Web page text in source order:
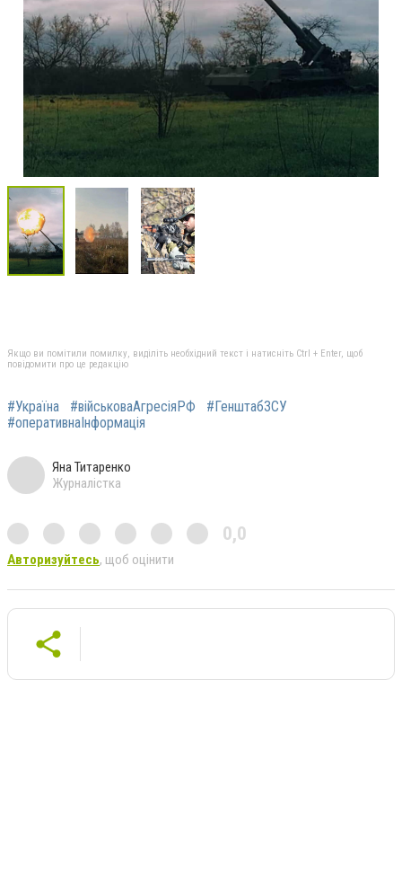
Якщо ви помітили помилку, виділіть необхідний текст і натисніть Ctrl + Enter, щоб
повідомити про це редакцію
#Україна #військоваАгресіяРФ
#ГенштабЗСУ
#оперативнаІнформація
Яна Титаренко
Журналістка
0,0
Авторизуйтесь, щоб оцінити